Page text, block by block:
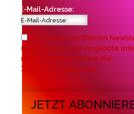
E-Mail-Adresse:
Ja, ich möchte Deinen
erhalten und über Angebote
werden. Ich akzeptiere die
Datenschutzerklärung.
JETZT